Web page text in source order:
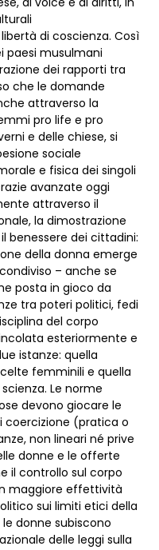
di coscienza. Così
paesi musulmani
dei rapporti tra
che le domande
attraverso la
pro life e pro
e delle chiese, si
sociale
e fisica dei singoli
avanzate oggi
attraverso il
la dimostrazione
benessere dei cittadini:
della donna emerge
– anche se
posta in gioco da
tra poteri politici, fedi
del corpo
esteriormente e
istanze: quella
femminili e quella
Le norme
devono giocare le
coercizione (pratica o
non lineari né prive
donne e le offerte
il controllo sul corpo
maggiore effettività
sui limiti etici della
donne subiscono
delle leggi sulla